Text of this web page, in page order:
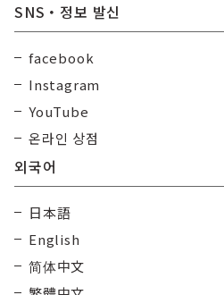
SNS・정보 발신
facebook
Instagram
YouTube
온라인 상점
외국어
日本語
English
简体中文